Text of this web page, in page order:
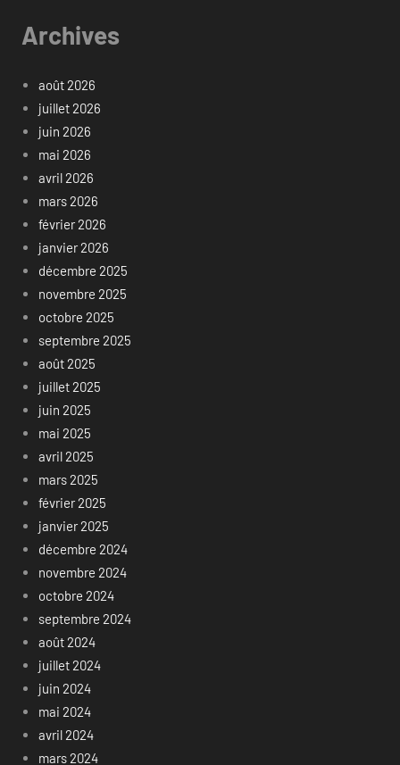
Archives
août 2026
juillet 2026
juin 2026
mai 2026
avril 2026
mars 2026
février 2026
janvier 2026
décembre 2025
novembre 2025
octobre 2025
septembre 2025
août 2025
juillet 2025
juin 2025
mai 2025
avril 2025
mars 2025
février 2025
janvier 2025
décembre 2024
novembre 2024
octobre 2024
septembre 2024
août 2024
juillet 2024
juin 2024
mai 2024
avril 2024
mars 2024